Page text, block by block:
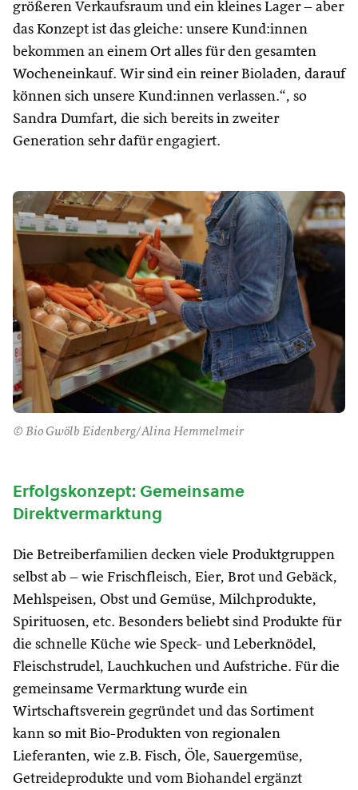
größeren Verkaufsraum und ein kleines Lager – aber
das Konzept ist das gleiche: unsere Kund:innen
bekommen an einem Ort alles für den gesamten
Wocheneinkauf. Wir sind ein reiner Bioladen, darauf
können sich unsere Kund:innen verlassen.“, so
Sandra Dumfart, die sich bereits in zweiter
Generation sehr dafür engagiert.
© Bio Gwölb Eidenberg/Alina Hemmelmeir
Erfolgskonzept: Gemeinsame
Direktvermarktung
Die Betreiberfamilien decken viele Produktgruppen
selbst ab – wie Frischfleisch, Eier, Brot und Gebäck,
Mehlspeisen, Obst und Gemüse, Milchprodukte,
Spirituosen, etc. Besonders beliebt sind Produkte für
die schnelle Küche wie Speck- und Leberknödel,
Fleischstrudel, Lauchkuchen und Aufstriche. Für die
gemeinsame Vermarktung wurde ein
Wirtschaftsverein gegründet und das Sortiment
kann so mit Bio-Produkten von regionalen
Lieferanten, wie z.B. Fisch, Öle, Sauergemüse,
Getreideprodukte und vom Biohandel ergänzt